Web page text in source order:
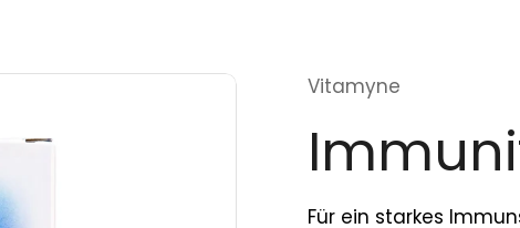
Vitamyne
Für ein starkes